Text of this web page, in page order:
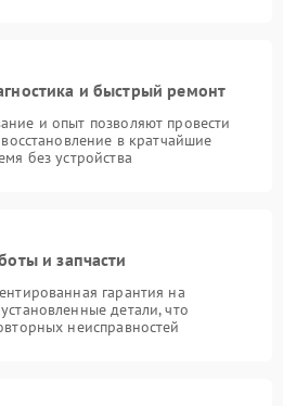
и быстрый ремонт
и опыт позволяют провести
в кратчайшие
без устройства
и запчасти
гарантия на
детали, что
неисправностей